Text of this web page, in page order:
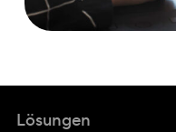
Lösungen